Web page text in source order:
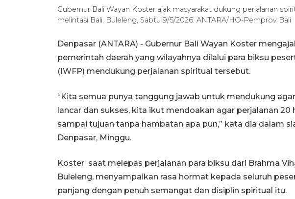
Gubernur Bali Wayan Koster ajak masyarakat dukung perjalanan
melintasi Bali, Buleleng, Sabtu 9/5/2026. ANTARA/HO-Pemprov Bali
Denpasar (ANTARA) - Gubernur Bali Wayan Koster
pemerintah daerah yang wilayahnya dilalui para biksu
(IWFP) mendukung perjalanan spiritual tersebut.
“Kita semua punya tanggung jawab untuk mendukung
lancar dan sukses, kita ikut mendoakan agar perjalanan 20
sampai tujuan tanpa hambatan apa pun,” kata dia dalam
Denpasar, Minggu.
Koster saat melepas perjalanan para biksu dari Brahma
Buleleng, menyampaikan rasa hormat kepada seluruh
panjang dengan penuh semangat dan disiplin spiritual itu.